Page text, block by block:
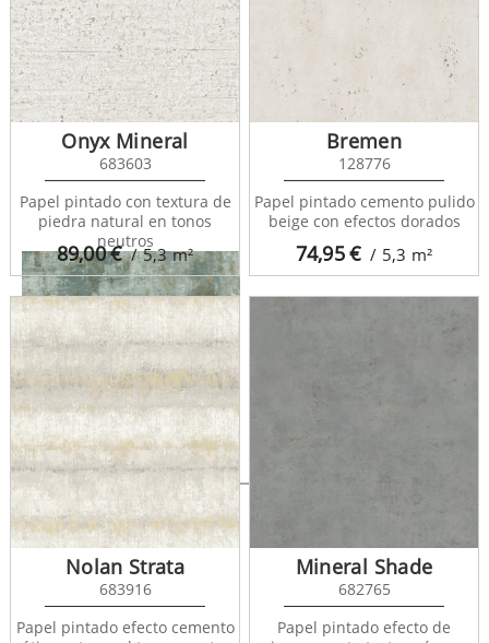
Velkan 681971
Velkan 681972
89,00€ / 5,3m²
Onyx Mineral
683603
Papel pintado con textura de
piedra natural en tonos
neutros
74,95€ / 5,3 m²
Bremen
128776
Papel pintado cemento pulido
beige con efectos dorados
Nolan Strata
683916
Papel pintado efecto cemento
Mineral Shade
682765
Papel pintado efecto de